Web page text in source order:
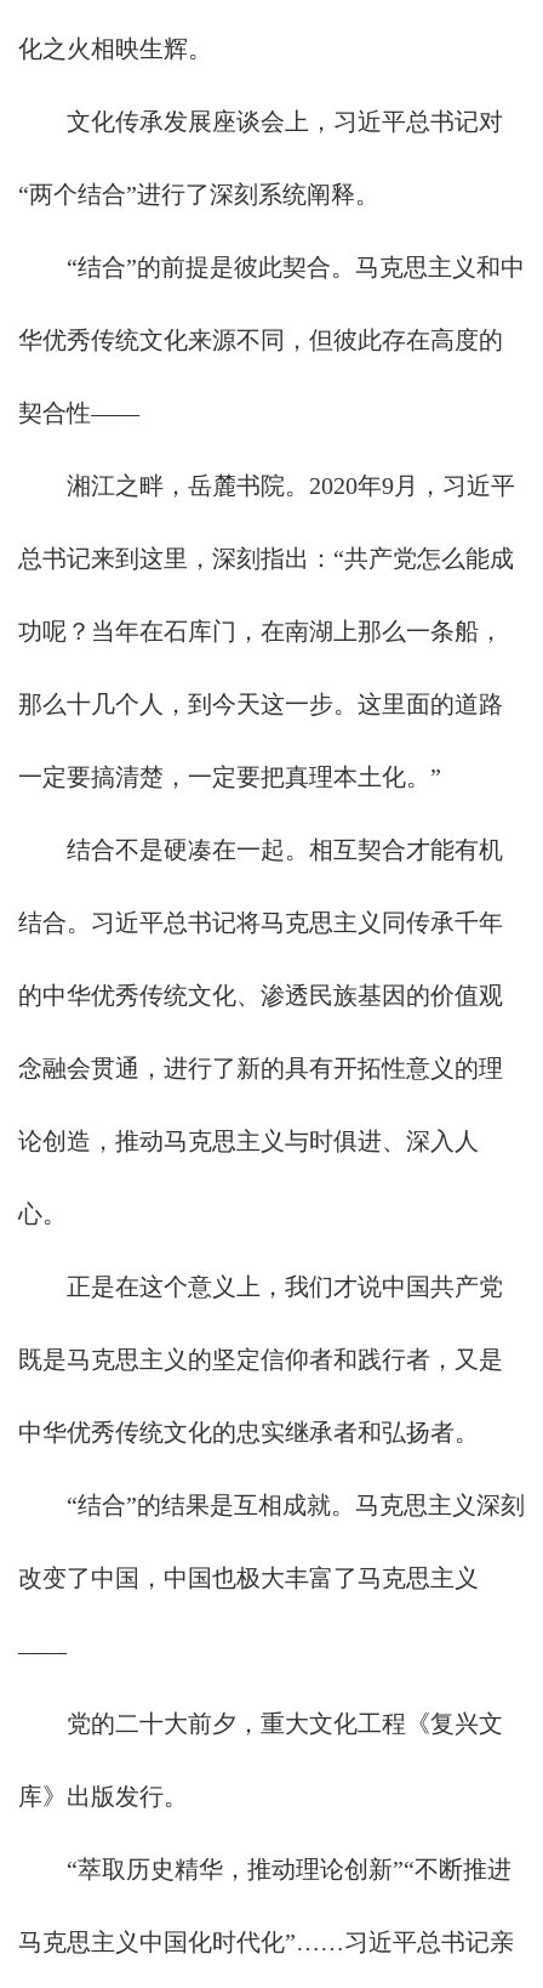
化之火相映生辉。
文化传承发展座谈会上，习近平总书记对
“两个结合”进行了深刻系统阐释。
“结合”的前提是彼此契合。马克思主义和中
华优秀传统文化来源不同，但彼此存在高度的
契合性——
湘江之畔，岳麓书院。2020年9月，习近平
总书记来到这里，深刻指出：“共产党怎么能成
功呢？当年在石库门，在南湖上那么一条船，
那么十几个人，到今天这一步。这里面的道路
一定要搞清楚，一定要把真理本土化。”
结合不是硬凑在一起。相互契合才能有机
结合。习近平总书记将马克思主义同传承千年
的中华优秀传统文化、渗透民族基因的价值观
念融会贯通，进行了新的具有开拓性意义的理
论创造，推动马克思主义与时俱进、深入人
心。
正是在这个意义上，我们才说中国共产党
既是马克思主义的坚定信仰者和践行者，又是
中华优秀传统文化的忠实继承者和弘扬者。
“结合”的结果是互相成就。马克思主义深刻
改变了中国，中国也极大丰富了马克思主义
——
党的二十大前夕，重大文化工程《复兴文
库》出版发行。
“萃取历史精华，推动理论创新”“不断推进
马克思主义中国化时代化”……习近平总书记亲